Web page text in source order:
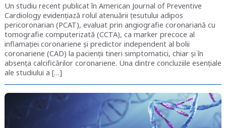
Un studiu recent publicat în American Journal of Preventive
Cardiology evidențiază rolul atenuării țesutului adipos
pericoronarian (PCAT), evaluat prin angiografie coronariană cu
tomografie computerizată (CCTA), ca marker precoce al
inflamației coronariene și predictor independent al bolii
coronariene (CAD) la pacienții tineri simptomatici, chiar și în
absența calcificărilor coronariene. Una dintre concluziile esențiale
ale studiului a […]